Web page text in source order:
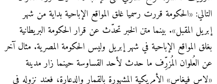
التالي: «الحكومة قررت رسميا غلق المواقع الإباحية بداية من شهر
إبريل المقبل». بينما متن الخبر تحدّث عن قرار الحكومة البريطانية
بغلق المواقع الإباحية في شهر إبريل وليس الحكومة المصرية. مثال آخر
عن العُلوان المُزرِّف ما حدث لأحد القساوسة حينما زار مدينة
«لاس فيغاس» الأمريكية المشهورة بالقِمار والدعارة، فعند نزوله في